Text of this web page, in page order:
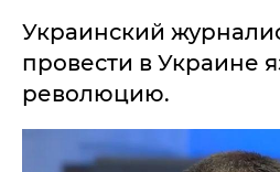
Украинский
провести в Украине
революцию.